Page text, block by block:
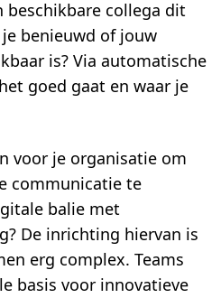
beschikbare collega dit
benieuwd of jouw
is? Via automatische
goed gaat en waar je
voor je organisatie om
communicatie te
balie met
De inrichting hiervan is
erg complex. Teams
basis voor innovatieve